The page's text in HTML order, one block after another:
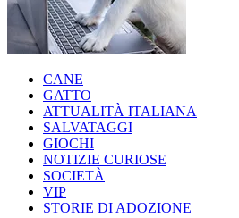
CANE
GATTO
ATTUALITÀ ITALIANA
SALVATAGGI
GIOCHI
NOTIZIE CURIOSE
SOCIETÀ
VIP
STORIE DI ADOZIONE